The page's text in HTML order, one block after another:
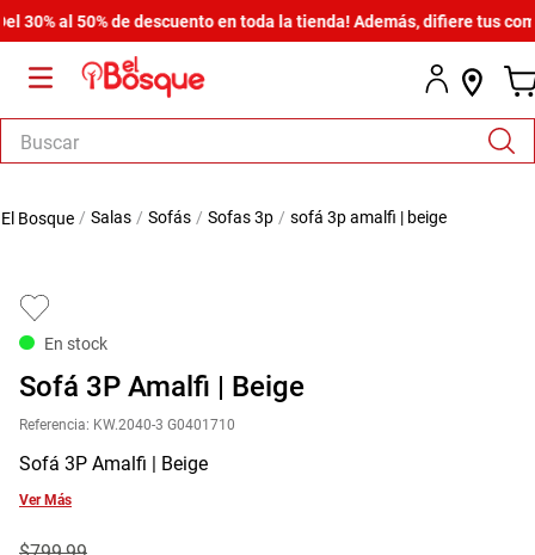
al 50% de descuento en toda la tienda! Además, difiere tus
Buscar
salas sofás sofas 3p sofá 3p amalfi | beige
En stock
Sofá 3P Amalfi | Beige
Referencia: KW.2040-3 G0401710
Sofá 3P Amalfi | Beige
Ver Más
1.
armario
3
4.
zapatera
5.
armario lux
6.
cama
7.
havana master